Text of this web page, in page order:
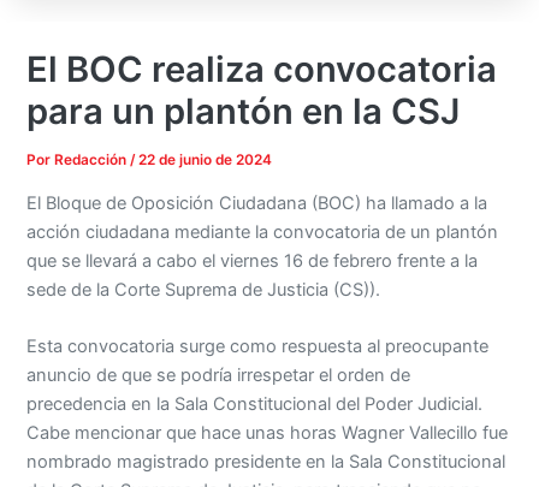
El BOC realiza convocatoria
para un plantón en la CSJ
Por Redacción/22 de junio de 2024
El Bloque de Oposición Ciudadana (BOC) ha llamado a la
acción ciudadana mediante la convocatoria de un plantón
que se llevará a cabo el viernes 16 de febrero frente a la
sede de la Corte Suprema de Justicia (CS)).
Esta convocatoria surge como respuesta al preocupante
anuncio de que se podría irrespetar el orden de
precedencia en la Sala Constitucional del Poder Judicial.
Cabe mencionar que hace unas horas Wagner Vallecillo fue
nombrado magistrado presidente en la Sala Constitucional